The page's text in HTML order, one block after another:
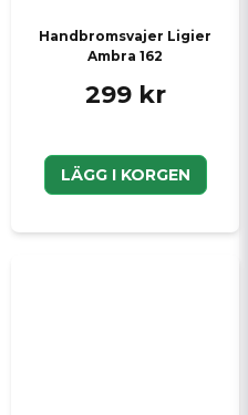
Handbromsvajer Ligier
Ambra 162
299 kr
LÄGG I KORGEN